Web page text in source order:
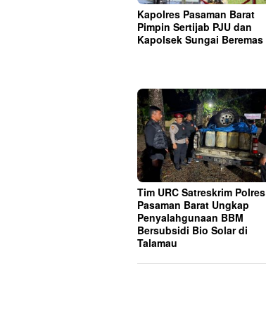
Kapolres Pasaman Barat
Pimpin Sertijab PJU dan
Kapolsek Sungai Beremas
Tim URC Satreskrim Polres
Pasaman Barat Ungkap
Penyalahgunaan BBM
Bersubsidi Bio Solar di
Talamau